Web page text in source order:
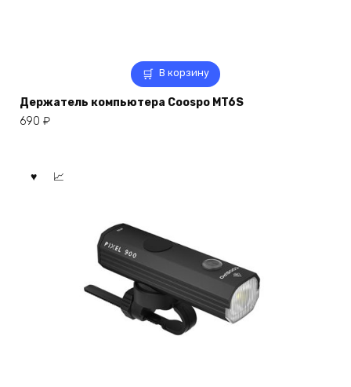
В корзину
Держатель компьютера Coospo MT6S
690 ₽